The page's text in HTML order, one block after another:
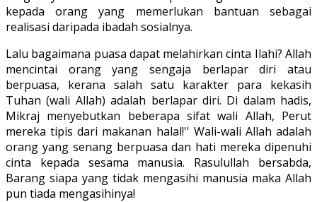
kepada orang yang memerlukan bantuan sebagai
realisasi daripada ibadah sosialnya.
Lalu bagaimana puasa dapat melahirkan cinta Ilahi? Allah
mencintai orang yang sengaja berlapar diri atau
berpuasa, kerana salah satu karakter para kekasih
Tuhan (wali Allah) adalah berlapar diri. Di dalam hadis,
Mikraj menyebutkan beberapa sifat wali Allah, Perut
mereka tipis dari makanan halal!'' Wali-wali Allah adalah
orang yang senang berpuasa dan hati mereka dipenuhi
cinta kepada sesama manusia. Rasulullah bersabda,
Barang siapa yang tidak mengasihi manusia maka Allah
pun tiada mengasihinya!